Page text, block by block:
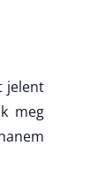
jelent
meg